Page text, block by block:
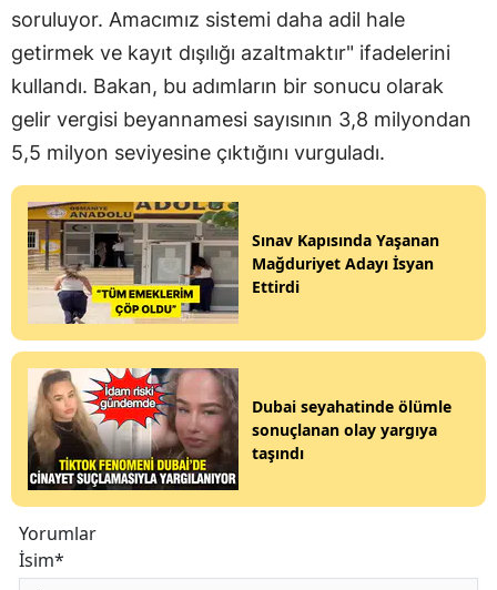
soruluyor. Amacımız sistemi daha adil hale
getirmek ve kayıt dışılığı azaltmaktır" ifadelerini
kullandı. Bakan, bu adımların bir sonucu olarak
gelir vergisi beyannamesi sayısının 3,8 milyondan
5,5 milyon seviyesine çıktığını vurguladı.
Sınav Kapısında Yaşanan
Mağduriyet Adayı İsyan
Ettirdi
Dubai seyahatinde ölümle
sonuçlanan olay yargıya
taşındı
Yorumlar
İsim*